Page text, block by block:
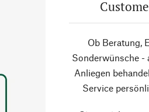
Ob Beratung,
Sonderwünsche -
Anliegen
Service